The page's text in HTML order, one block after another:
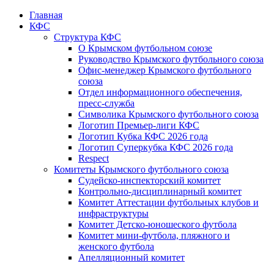
Главная
КФС
Структура КФС
О Крымском футбольном союзе
Руководство Крымского футбольного союза
Офис-менеджер Крымского футбольного
союза
Отдел информационного обеспечения,
пресс-служба
Символика Крымского футбольного союза
Логотип Премьер-лиги КФС
Логотип Кубка КФС 2026 года
Логотип Суперкубка КФС 2026 года
Respect
Комитеты Крымского футбольного союза
Судейско-инспекторский комитет
Контрольно-дисциплинарный комитет
Комитет Аттестации футбольных клубов и
инфраструктуры
Комитет Детско-юношеского футбола
Комитет мини-футбола, пляжного и
женского футбола
Апелляционный комитет